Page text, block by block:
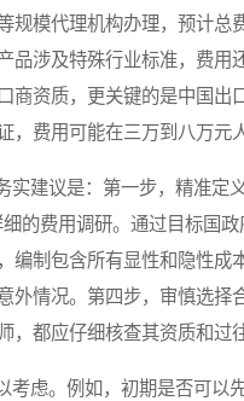
模代理机构办理，预计总
品涉及特殊行业标准，费
商资质，更关键的是中国出
，费用可能在三万到八万元
实建议是：第一步，精准定
的费用调研。通过目标国
编制包含所有显性和隐性成
外情况。第四步，审慎选择
都应仔细核查其资质和过
虑。例如，初期是否可以